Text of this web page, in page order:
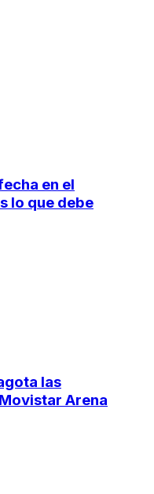
en el
lo que debe
las
Arena